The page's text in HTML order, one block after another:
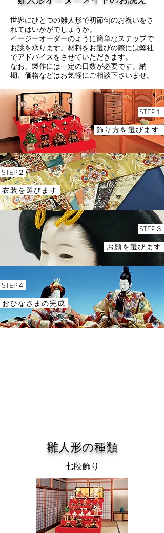
世界にひとつの雛人形で初節句のお祝いをさ
れてはいかがでしょうか。
イージーオーダーのように簡単なステップで
お誂を承ります。材料をお選びの際には弊社
でアドバイスをさせていただきます。
なお、製作には一定の日数が必要です。納
期、価格などはお気軽にご相談下さいませ。
​ STEP１
飾り方を選びます
​ STEP２
衣装を選びます
​ STEP３
お顔を選びます
​ STEP４
おひなさまの完成
​雛人形の種類
​七段飾り